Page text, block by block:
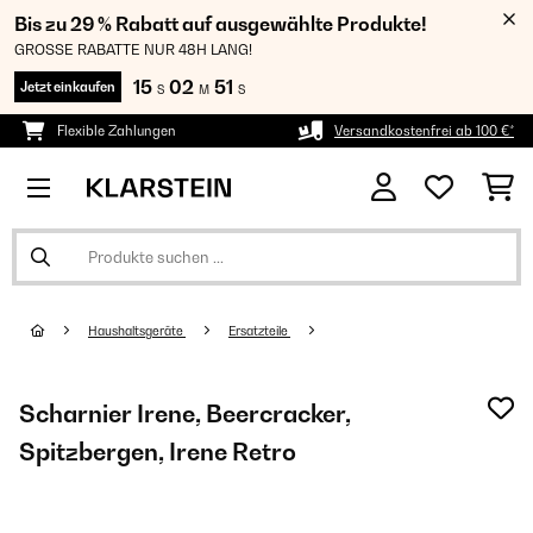
Bis zu 29 % Rabatt auf ausgewählte Produkte!
GROSSE RABATTE NUR 48H LANG!
Jetzt einkaufen 15 S 02 M 51 S
Flexible Zahlungen Versandkostenfrei ab 100 €*
Haushaltsgeräte Ersatzteile
Scharnier Irene, Beercracker,
Spitzbergen, Irene Retro